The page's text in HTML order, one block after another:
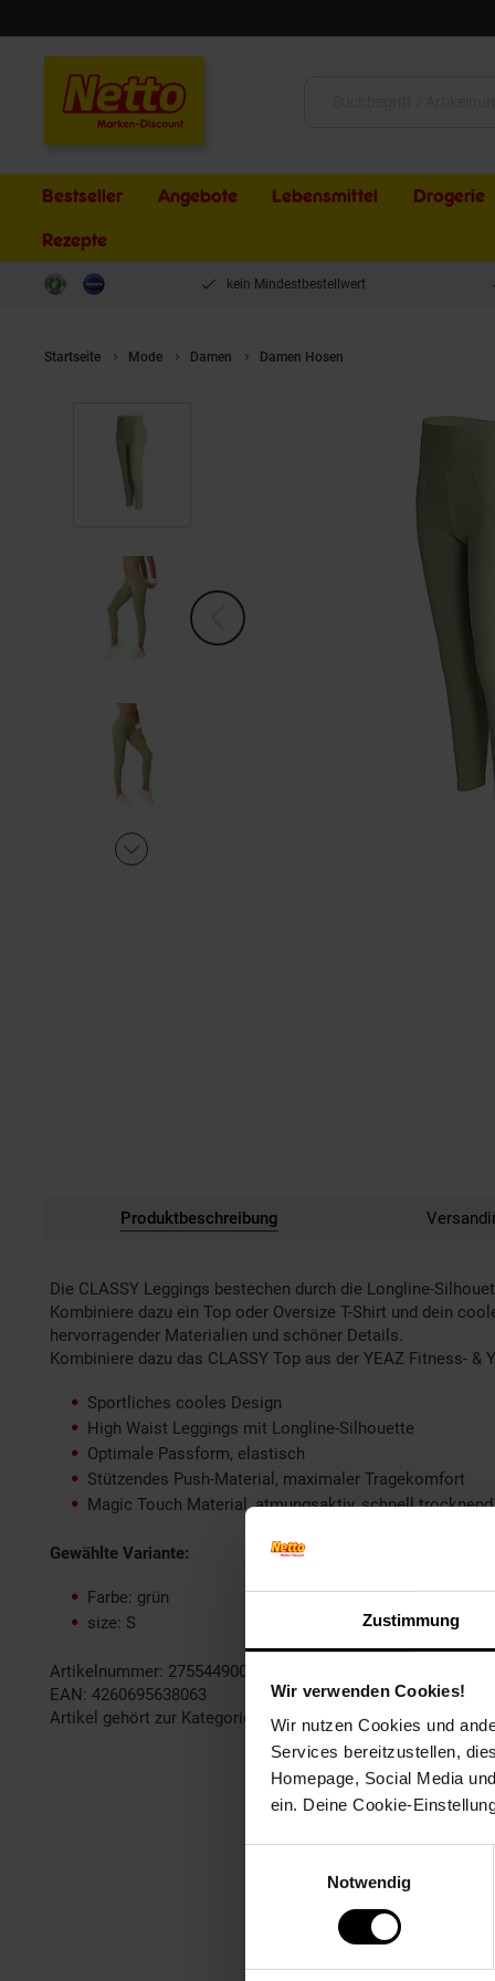
Zustimmung
Wir verwenden Cookies!
Wir nutzen Cookies und
Services bereitzustellen,
Homepage, Social Media
ein. Deine Cookie-
Notwendig
Bestseller Angebote Lebensmittel Drogerie
Rezepte
kein Mindestbestellwert
Startseite Mode Damen Damen Hosen
Produktbeschreibung
Die CLASSY Leggings bestechen durch die Longline-
Kombiniere dazu ein Top oder Oversize T-Shirt und dein
hervorragender Materialien und schöner Details.
Kombiniere dazu das CLASSY Top aus der YEAZ Fitness-
Sportliches cooles Design
High Waist Leggings mit Longline-Silhouette
Optimale Passform, elastisch
Stützendes Push-Material, maximaler Tragekomfort
Magic Touch Material, atmungsaktiv, schnell trocknend
Gewählte Variante:
Farbe: grün
size: S
Artikelnummer: 2755449000
EAN: 4260695638063
Artikel gehört zur Kategorie:
Damen Hosen